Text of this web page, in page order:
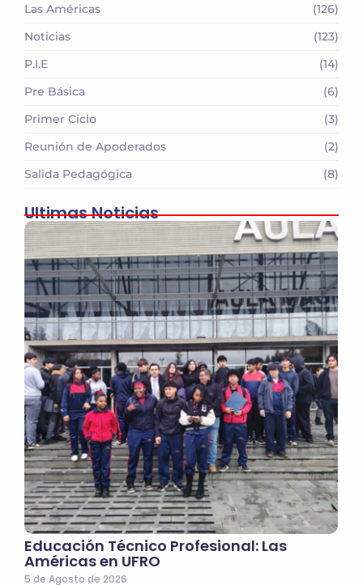
Las Américas
(126)
Noticias
(123)
P.I.E
(14)
Pre Básica
(6)
Primer Ciclo
(3)
Reunión de Apoderados
(2)
Salida Pedagógica
(8)
Ultimas Noticias
Educación Técnico Profesional: Las
Américas en UFRO
5 de Agosto de 2026